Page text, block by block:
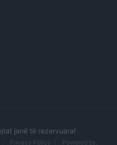
janë të rezervuara!
Privacy Policy Powered by: